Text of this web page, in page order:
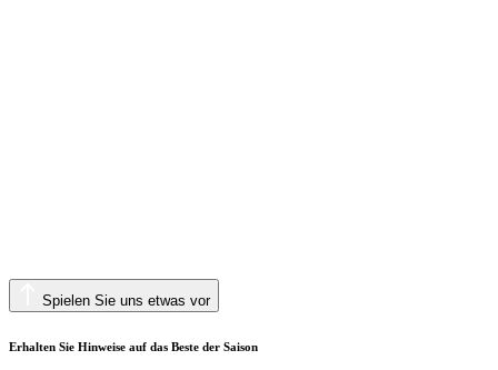
Spielen Sie uns etwas vor
Erhalten Sie Hinweise auf das Beste der Saison